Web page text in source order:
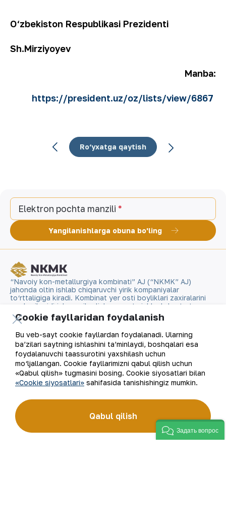
O‘zbekiston Respublikasi Prezidenti
Sh.Mirziyoyev
Manba:
https://president.uz/oz/lists/view/6867
Ro‘yxatga qaytish
Elektron pochta manzili
Yangilanishlarga obuna bo'ling
“Navoiy kon-metallurgiya kombinati” AJ (“NKMK” AJ)
jahonda oltin ishlab chiqaruvchi yirik kompaniyalar
to‘rttaligiga kiradi. Kombinat yer osti boyliklari zaxiralarini
geologik qidirish, qazib olish va qayta ishlashdan to tayyor
mahsulot olishgacha bo‘lgan ishlab chiqarish jarayonlari
to‘liq amalga oshiriladigan sanoat klasteridir. “NKMK”
qimmatbaho metallar bo‘yicha birjalarida O‘zbekistonning
brendiga aylandi.
Kompaniya haqida
Barqaror rivojlanish
Aloqalar
Foydalanish shartlari
Cookie fayllaridan
Cookie fayllaridan foydalanish
Bu veb-sayt cookie fayllardan foydalanadi. Ularning
ba’zilari saytning ishlashini ta’minlaydi, boshqalari esa
foydalanuvchi taassurotini yaxshilash uchun
mo‘ljallangan. Cookie fayllarimizni qabul qilish uchun
«Qabul qilish» tugmasini bosing. Cookie siyosatlari bilan
«Cookie siyosatlari» sahifasida tanishishingiz mumkin.
Qabul qilish
Задать вопрос